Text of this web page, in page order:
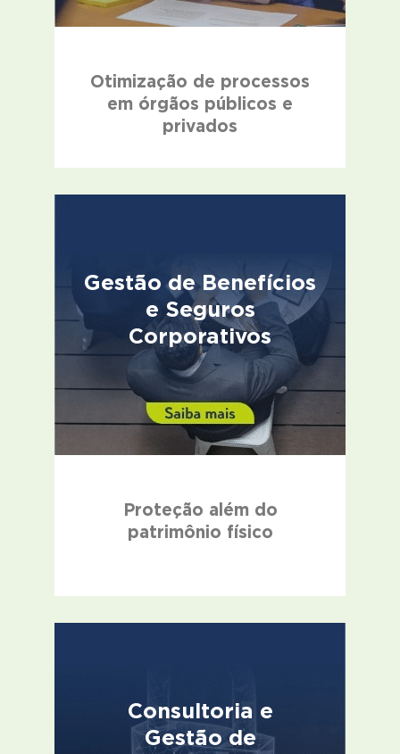
Otimização de processos
em órgãos públicos e
privados
Gestão de Benefícios
e Seguros
Corporativos
Proteção além do
patrimônio físico
Consultoria e
Gestão de